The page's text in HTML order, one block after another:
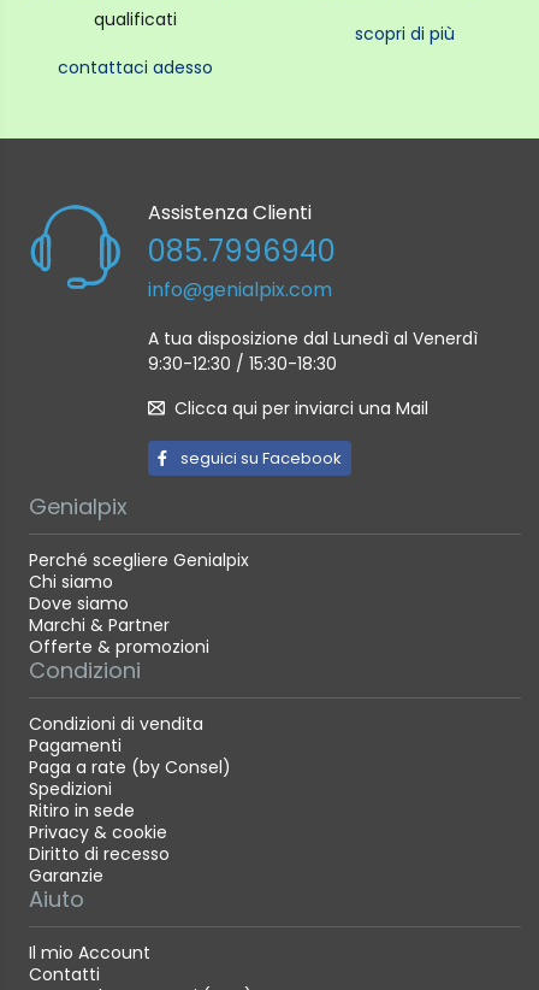
qualificati
contattaci adesso
scopri di più
Assistenza Clienti
085.7996940
info@genialpix.com
A tua disposizione dal Lunedì al Venerdì
9:30-12:30 / 15:30-18:30
Clicca qui per inviarci una Mail
seguici su Facebook
Genialpix
Perché scegliere Genialpix
Chi siamo
Dove siamo
Marchi & Partner
Offerte & promozioni
Condizioni
Condizioni di vendita
Pagamenti
Paga a rate (by Consel)
Spedizioni
Ritiro in sede
Privacy & cookie
Diritto di recesso
Garanzie
Aiuto
Il mio Account
Contatti